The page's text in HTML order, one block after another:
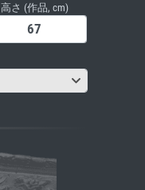
高さ (作品, cm)